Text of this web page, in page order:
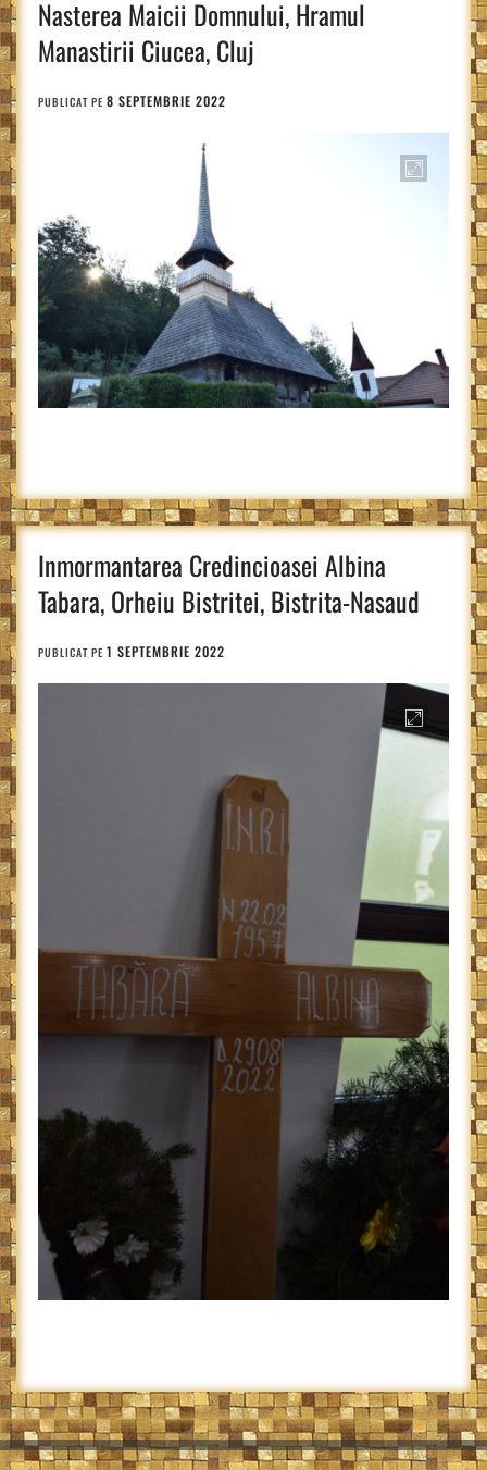
Nasterea Maicii Domnului, Hramul
Manastirii Ciucea, Cluj
PUBLICAT PE 8 SEPTEMBRIE 2022
Inmormantarea Credincioasei Albina
Tabara, Orheiu Bistritei, Bistrita-Nasaud
PUBLICAT PE 1 SEPTEMBRIE 2022